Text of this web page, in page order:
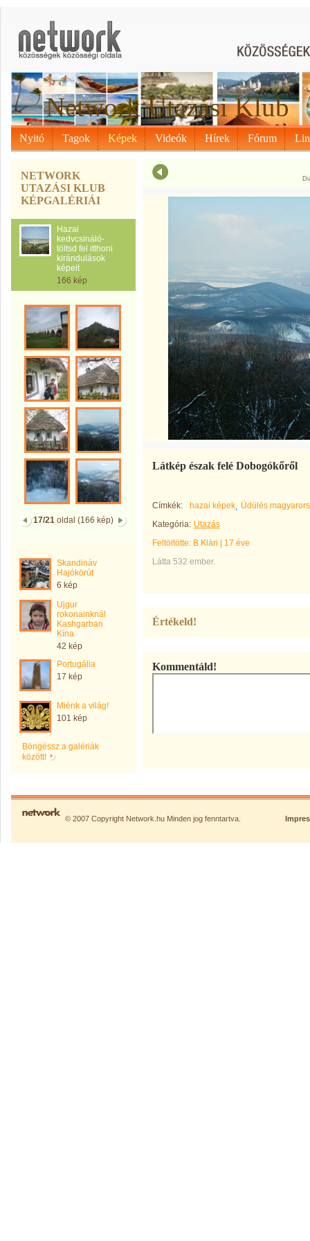
Network Utazási Klub
Nyitó Tagok Képek Videók Hírek Fórum
NETWORK
UTAZÁSI KLUB
KÉPGALÉRIÁI
Hazai
kedvcsináló-
töltsd fel itthoni
kirándulások
képeit
166 kép
17/21 oldal (166 kép)
Skandináv
Hajókörút
6 kép
Ujgur
rokonainknál
Kashgarban
Kína
42 kép
Portugália
17 kép
Miénk a világ!
101 kép
Böngéssz a galériák
között!
Látkép észak felé Dobogókőről
Címkék: hazai képek
Üdülés
Kategória: Utazás
Feltöltötte: B Klári
17 éve
Látta 532 ember.
Értékeld!
Kommentáld!
© 2007 Copyright Network.hu Minden jog fenntartva.